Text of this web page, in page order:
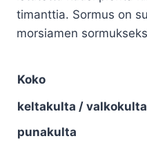
timanttia. Sormus on
morsiamen
Koko
keltakulta /
punakulta